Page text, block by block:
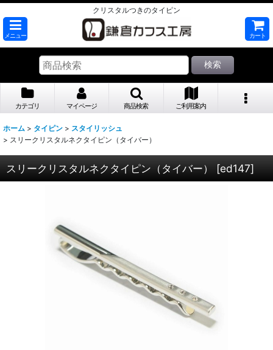
クリスタルつきのタイピン
メニュー カート
検索
カテゴリ マイページ 商品検索 ご利用案内
ホーム > タイピン > スタイリッシュ
> スリークリスタルネクタイピン（タイバー）
スリークリスタルネクタイピン（タイバー） [ed147]